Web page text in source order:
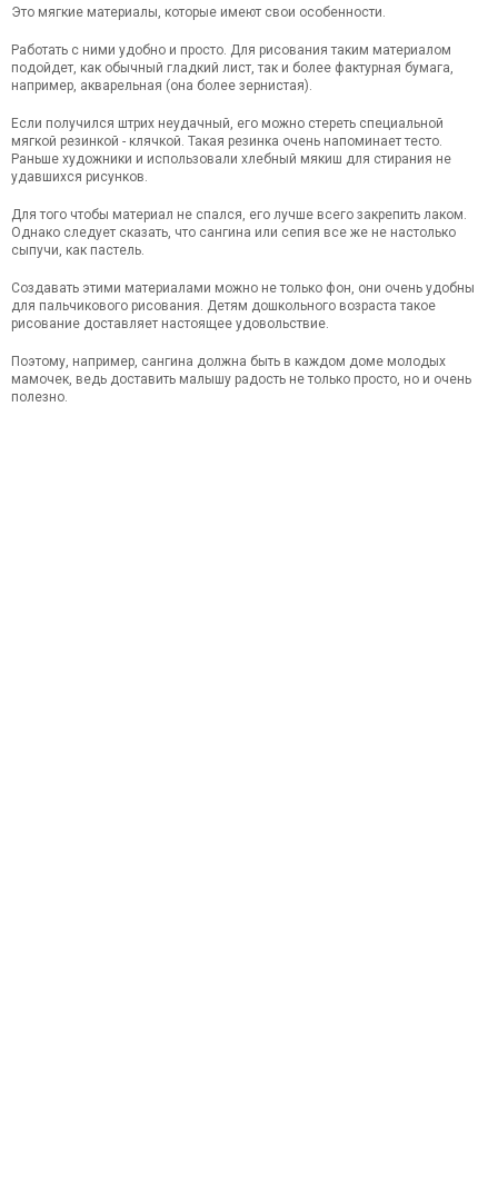
Это мягкие материалы, которые имеют свои особенности.
Работать с ними удобно и просто. Для рисования таким материалом
подойдет, как обычный гладкий лист, так и более фактурная бумага,
например, акварельная (она более зернистая).
Если получился штрих неудачный, его можно стереть специальной
мягкой резинкой - клячкой. Такая резинка очень напоминает тесто.
Раньше художники и использовали хлебный мякиш для стирания не
удавшихся рисунков.
Для того чтобы материал не спался, его лучше всего закрепить лаком.
Однако следует сказать, что сангина или сепия все же не настолько
сыпучи, как пастель.
Создавать этими материалами можно не только фон, они очень удобны
для пальчикового рисования. Детям дошкольного возраста такое
рисование доставляет настоящее удовольствие.
Поэтому, например, сангина должна быть в каждом доме молодых
мамочек, ведь доставить малышу радость не только просто, но и очень
полезно.